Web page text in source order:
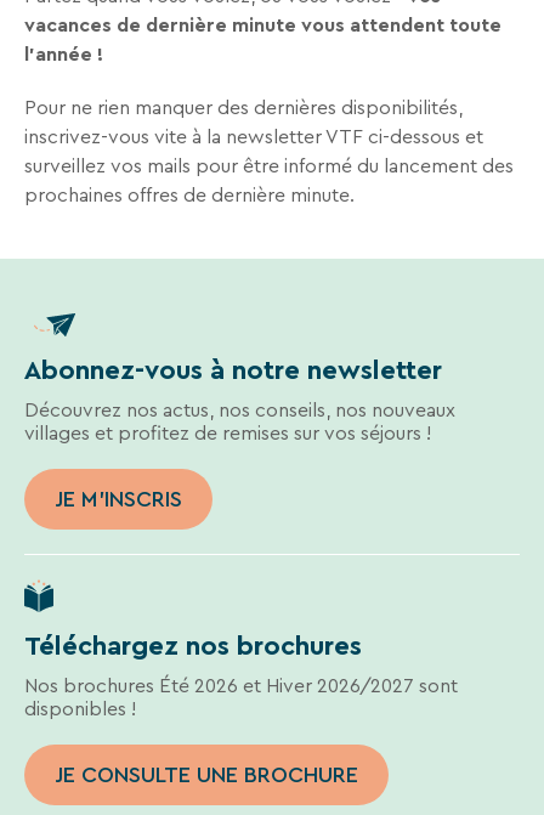
vacances de dernière minute vous attendent toute
l’année !
Pour ne rien manquer des dernières disponibilités,
inscrivez-vous vite à la newsletter VTF ci-dessous et
surveillez vos mails pour être informé du lancement des
prochaines offres de dernière minute.
Abonnez-vous à notre newsletter
Découvrez nos actus, nos conseils, nos nouveaux
villages et profitez de remises sur vos séjours !
JE M'INSCRIS
Téléchargez nos brochures
Nos brochures Été 2026 et Hiver 2026/2027 sont
disponibles !
JE CONSULTE UNE BROCHURE